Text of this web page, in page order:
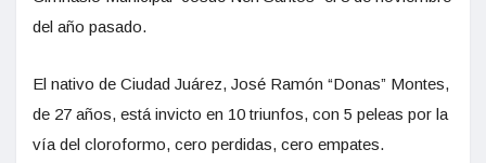
del año pasado.
El nativo de Ciudad Juárez, José Ramón “Donas” Montes,
de 27 años, está invicto en 10 triunfos, con 5 peleas por la
vía del cloroformo, cero perdidas, cero empates.